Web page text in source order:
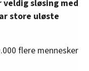
sløsing med
store uløste
flere mennesker